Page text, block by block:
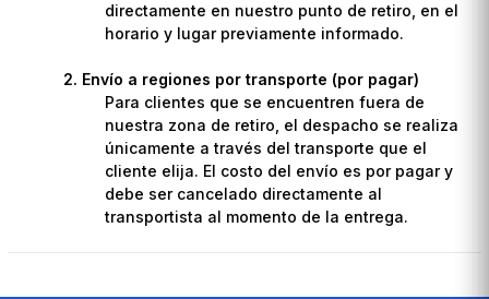
directamente en nuestro punto de retiro, en el
horario y lugar previamente informado.
Envío a regiones por transporte (por pagar)
Para clientes que se encuentren fuera de
nuestra zona de retiro, el despacho se realiza
únicamente a través del transporte que el
cliente elija. El costo del envío es por pagar y
debe ser cancelado directamente al
transportista al momento de la entrega.